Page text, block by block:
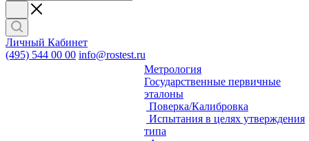
Личный Кабинет
(495) 544 00 00 info@rostest.ru
Метрология
Государственные первичные
эталоны
Поверка/Калибровка
Испытания в целях утверждения
типа